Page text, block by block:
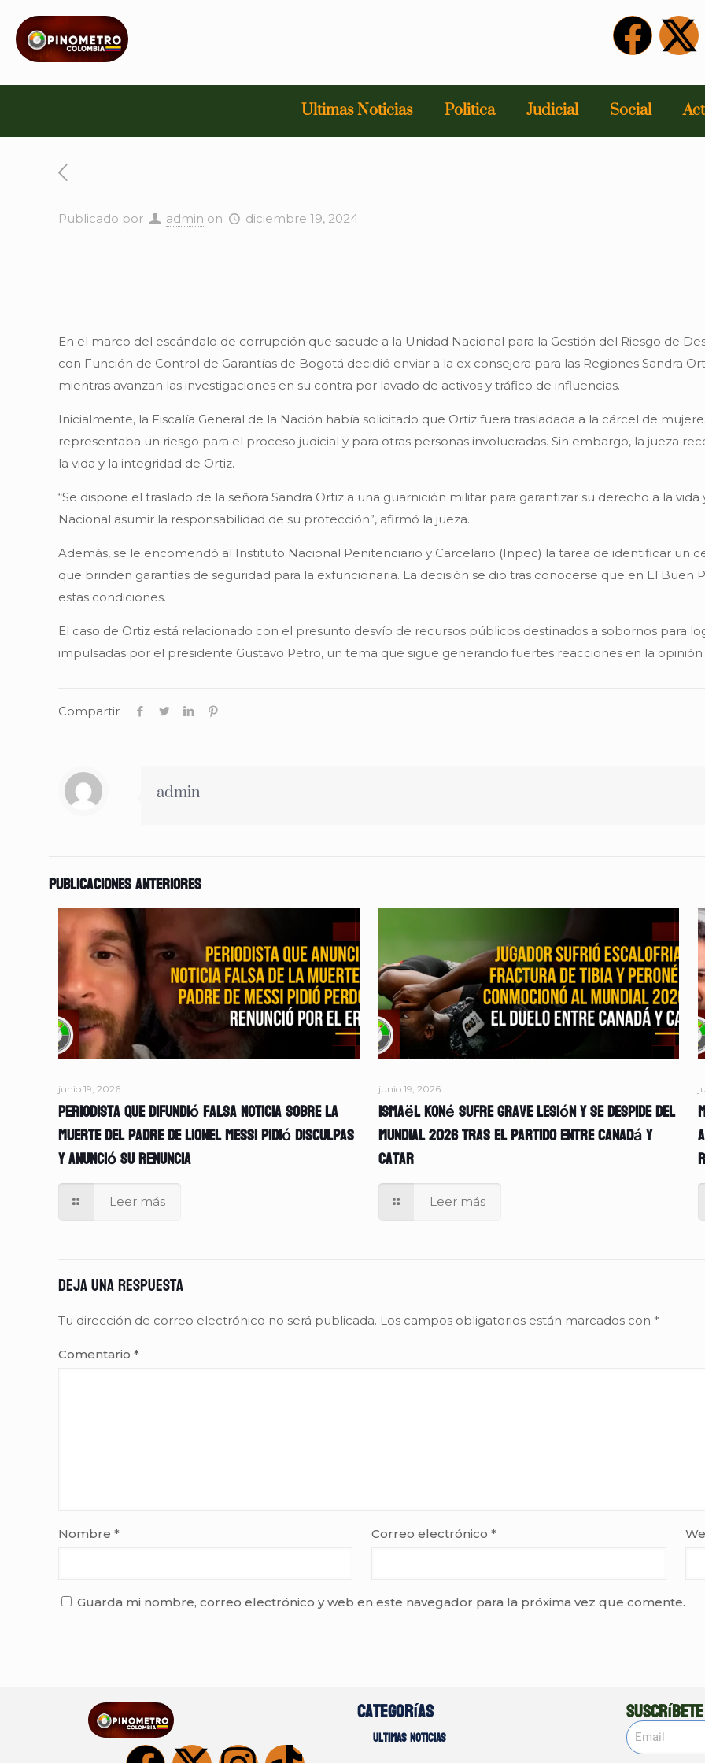
Ultimas Noticias Politica Judicial Social
Publicado por admin on diciembre 19, 2024
En el marco del escándalo de corrupción que sacude a la Unidad Nacional para la Gestión del Riesgo de
con Función de Control de Garantías de Bogotá decidió enviar a la ex consejera para las Regiones Sandra
mientras avanzan las investigaciones en su contra por lavado de activos y tráfico de influencias.
Inicialmente, la Fiscalía General de la Nación había solicitado que Ortiz fuera trasladada a la cárcel de
representaba un riesgo para el proceso judicial y para otras personas involucradas. Sin embargo, la jueza
la vida y la integridad de Ortiz.
“Se dispone el traslado de la señora Sandra Ortiz a una guarnición militar para garantizar su derecho a la
Nacional asumir la responsabilidad de su protección”, afirmó la jueza.
Además, se le encomendó al Instituto Nacional Penitenciario y Carcelario (Inpec) la tarea de identificar un
que brinden garantías de seguridad para la exfuncionaria. La decisión se dio tras conocerse que en El
estas condiciones.
El caso de Ortiz está relacionado con el presunto desvío de recursos públicos destinados a sobornos para
impulsadas por el presidente Gustavo Petro, un tema que sigue generando fuertes reacciones en la
Compartir
admin
Publicaciones anteriores
junio 19, 2026
Periodista que difundió falsa noticia sobre la
muerte del padre de Lionel Messi pidió disculpas
y anunció su renuncia
Leer más
junio 19, 2026
Ismaël Koné sufre grave lesión y se despide del
Mundial 2026 tras el partido entre Canadá y
Catar
Leer más
Deja una respuesta
Tu dirección de correo electrónico no será publicada. Los campos obligatorios están marcados con *
Comentario *
Nombre * Correo electrónico*
Guarda mi nombre, correo electrónico y web en este navegador para la próxima vez que comente.
Categorías
Ultimas noticias